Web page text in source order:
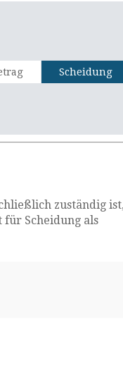
Scheidung
zuständig ist,
für Scheidung als